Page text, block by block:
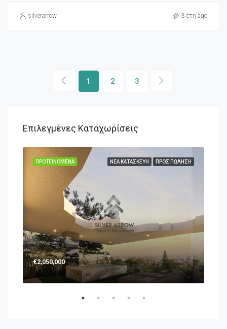
silverarrow 3 έτη ago
1 2 3
Επιλεγμένες Καταχωρίσεις
ΝΈΑ ΚΑΤΑΣΚΕΥΉ ΠΡΟΣ ΠΏΛΗΣΗ
ΠΡΟΤΕΙΝΌΜΕΝΑ
€2,050,000